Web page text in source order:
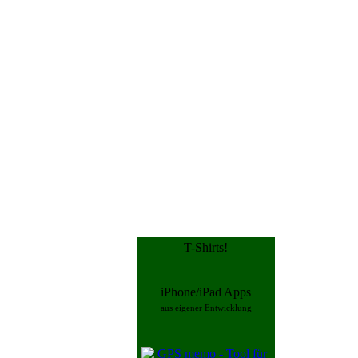
T-Shirts!
iPhone/iPad Apps
aus eigener Entwicklung